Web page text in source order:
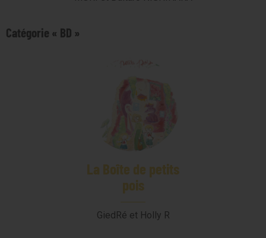
Catégorie « BD »
La Boîte de petits
pois
GiedRé et Holly R